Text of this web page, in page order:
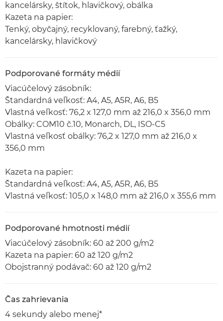
kancelársky, štítok, hlavičkový, obálka
Kazeta na papier:
Tenký, obyčajný, recyklovaný, farebný, ťažký,
kancelársky, hlavičkový
Podporované formáty médií
Viacúčelový zásobník:
Štandardná veľkosť: A4, A5, A5R, A6, B5
Vlastná veľkosť: 76,2 x 127,0 mm až 216,0 x 356,0 mm
Obálky: COM10 č.10, Monarch, DL, ISO-C5
Vlastná veľkosť obálky: 76,2 x 127,0 mm až 216,0 x
356,0 mm
Kazeta na papier:
Štandardná veľkosť: A4, A5, A5R, A6, B5
Vlastná veľkosť: 105,0 x 148,0 mm až 216,0 x 355,6 mm
Podporované hmotnosti médií
Viacúčelový zásobník: 60 až 200 g/m2
Kazeta na papier: 60 až 120 g/m2
Obojstranný podávač: 60 až 120 g/m2
Čas zahrievania
4 sekundy alebo menej*